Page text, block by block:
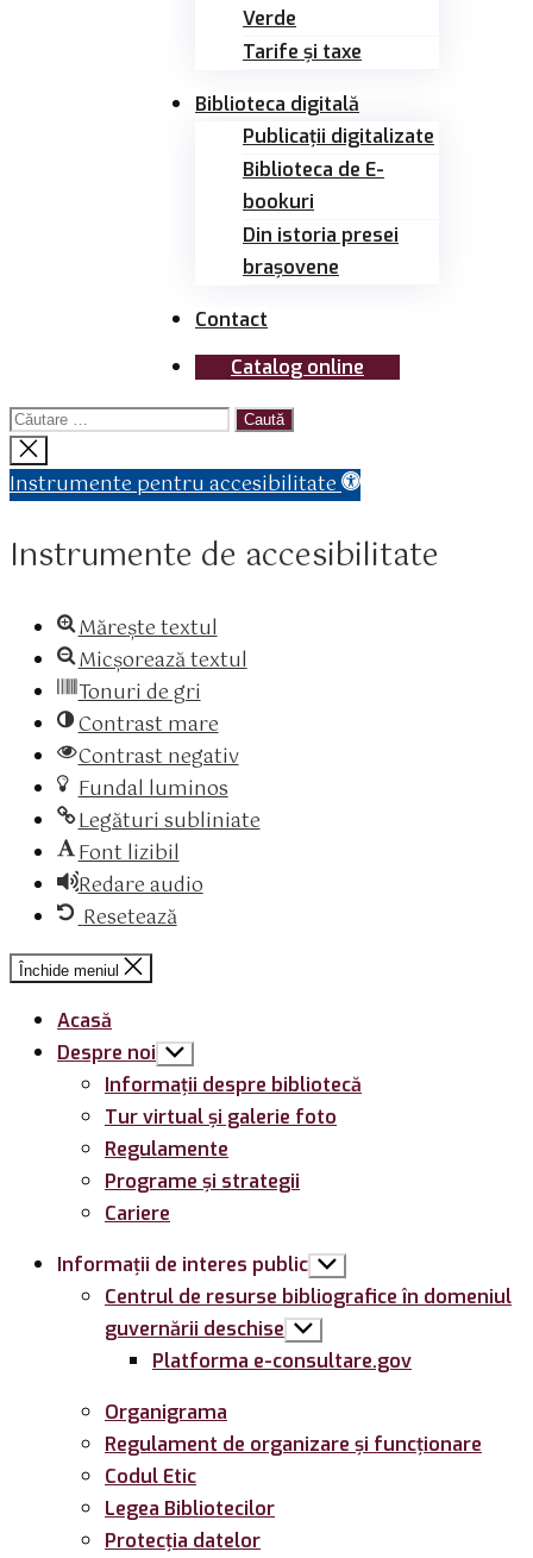
Verde
Tarife și taxe
Biblioteca digitală
Publicații digitalizate
Biblioteca de E-
bookuri
Din istoria presei
brașovene
Contact
Catalog online
Caută
după:
Închide
căutarea
Instrumente pentru accesibilitate
Instrumente de accesibilitate
Mărește textul
Micșorează textul
Tonuri de gri
Contrast mare
Contrast negativ
Fundal luminos
Legături subliniate
Font lizibil
Redare audio
Resetează
Închide meniul
Acasă
Despre noi Arată
submeniul
Informații despre bibliotecă
Tur virtual și galerie foto
Regulamente
Programe și strategii
Cariere
Informații de interes public Arată
submeniul
Centrul de resurse bibliografice în domeniul
guvernării deschise Arată
submeniul
Platforma e-consultare.gov
Organigrama
Regulament de organizare și funcționare
Codul Etic
Legea Bibliotecilor
Protecția datelor